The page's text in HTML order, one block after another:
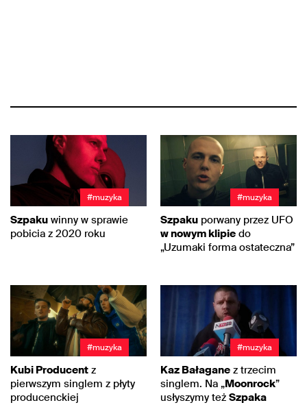
#muzyka
Szpaku winny w sprawie
pobicia z 2020 roku
#muzyka
Szpaku porwany przez UFO
w nowym klipie do
„Uzumaki forma ostateczna”
#muzyka
Kubi Producent z
pierwszym singlem z płyty
producenckiej
#muzyka
Kaz Bałagane z trzecim
singlem. Na „Moonrock”
usłyszymy też Szpaka